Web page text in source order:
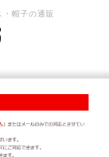
帽子の通販